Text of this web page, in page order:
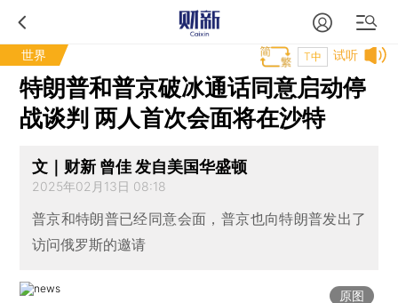
世界 试听
T中
特朗普和普京破冰通话同意启动停
战谈判 两人首次会面将在沙特
文｜财新 曾佳 发自美国华盛顿
2025年02月13日 08:18
普京和特朗普已经同意会面，普京也向特朗普发出了
访问俄罗斯的邀请
原图